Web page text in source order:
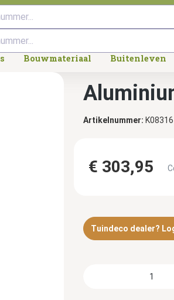
Bouwmateriaal Buitenleven
Artikelnummer:
€ 303,95
Tuindeco dealer?